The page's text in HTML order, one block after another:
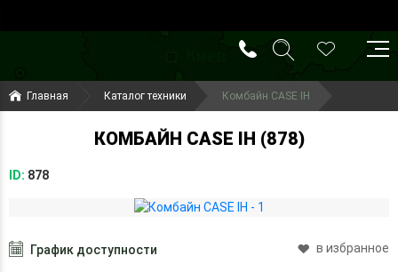
(099) 644-79-22
(050) 416-93-27
Главная Каталог техники Комбайн CASE IH
КОМБАЙН CASE IH (878)
ID: 878
График доступности в избранное